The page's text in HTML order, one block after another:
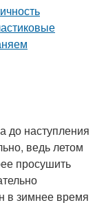
до наступления
ведь летом
просушить
в зимнее время